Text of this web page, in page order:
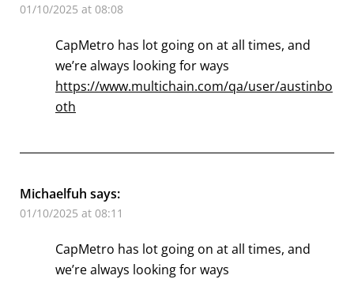
01/10/2025 at 08:08
CapMetro has lot going on at all times, and
we’re always looking for ways
https://www.multichain.com/qa/user/austinbo
oth
Michaelfuh says:
01/10/2025 at 08:11
CapMetro has lot going on at all times, and
we’re always looking for ways